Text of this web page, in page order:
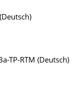
TP-RTM (Deutsch)